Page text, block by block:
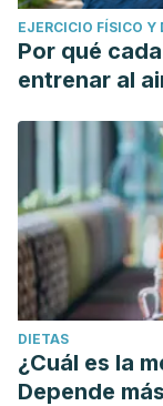
EJERCICIO FÍSICO Y
Por qué
entrenar al
DIETAS
¿Cuál es la
Depende